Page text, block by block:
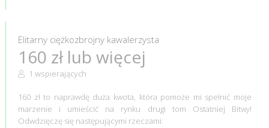
Elitarny ciężkozbrojny kawalerzysta
160 zł lub więcej
1 wspierających
160 zł to naprawdę duża kwota, która pomoże mi spełnić moje
marzenie i umieścić na rynku drugi tom Ostatniej Bitwy!
Odwdzięczę się następującymi rzeczami: